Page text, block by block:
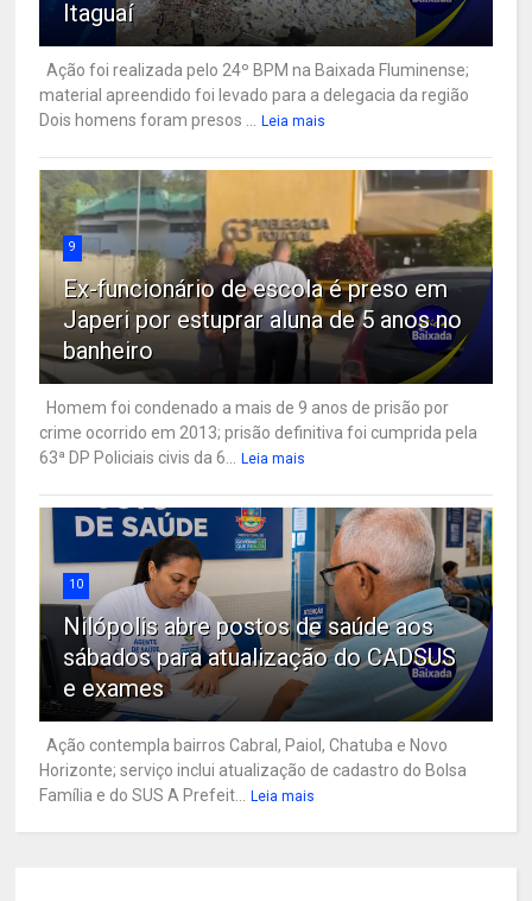
Itaguaí
Ação foi realizada pelo 24º BPM na Baixada Fluminense;
material apreendido foi levado para a delegacia da região
Dois homens foram presos ...
Leia mais
9
Ex-funcionário de escola é preso em
Japeri por estuprar aluna de 5 anos no
banheiro
Homem foi condenado a mais de 9 anos de prisão por
crime ocorrido em 2013; prisão definitiva foi cumprida pela
63ª DP Policiais civis da 6...
Leia mais
10
Nilópolis abre postos de saúde aos
sábados para atualização do CADSUS
e exames
Ação contempla bairros Cabral, Paiol, Chatuba e Novo
Horizonte; serviço inclui atualização de cadastro do Bolsa
Família e do SUS A Prefeit...
Leia mais